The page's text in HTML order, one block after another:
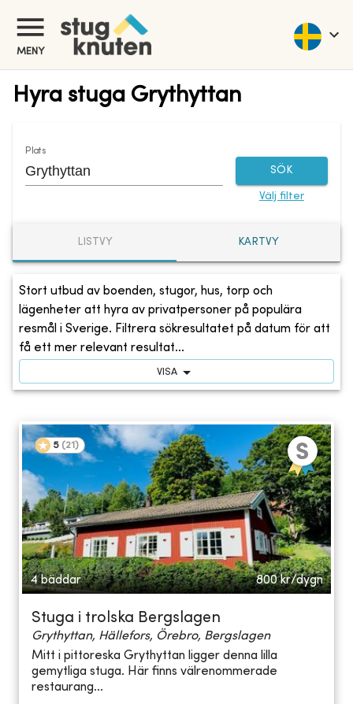
MENY
Hyra stuga Grythyttan
Plats
SÖK
Välj filter
LISTVY KARTVY
Stort utbud av boenden, stugor, hus, torp och
lägenheter att hyra av privatpersoner på populära
resmål i Sverige. Filtrera sökresultatet på datum för att
få ett mer relevant resultat...
VISA
5 (21 )
4 bäddar 800 kr/dygn
Stuga i trolska Bergslagen
Grythyttan, Hällefors, Örebro, Bergslagen
Mitt i pittoreska Grythyttan ligger denna lilla
gemytliga stuga. Här finns välrenommerade
restaurang...